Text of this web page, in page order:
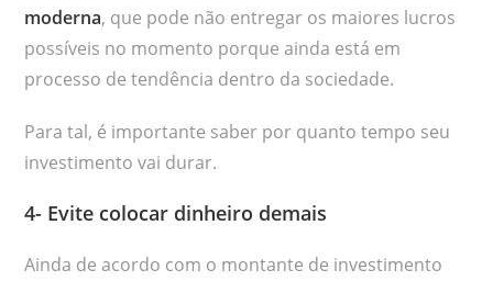
moderna, que pode não entregar os maiores lucros
possíveis no momento porque ainda está em
processo de tendência dentro da sociedade.
Para tal, é importante saber por quanto tempo seu
investimento vai durar.
4- Evite colocar dinheiro demais
Ainda de acordo com o montante de investimento